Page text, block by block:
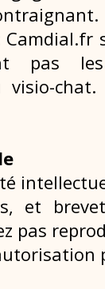
pas
et
pas